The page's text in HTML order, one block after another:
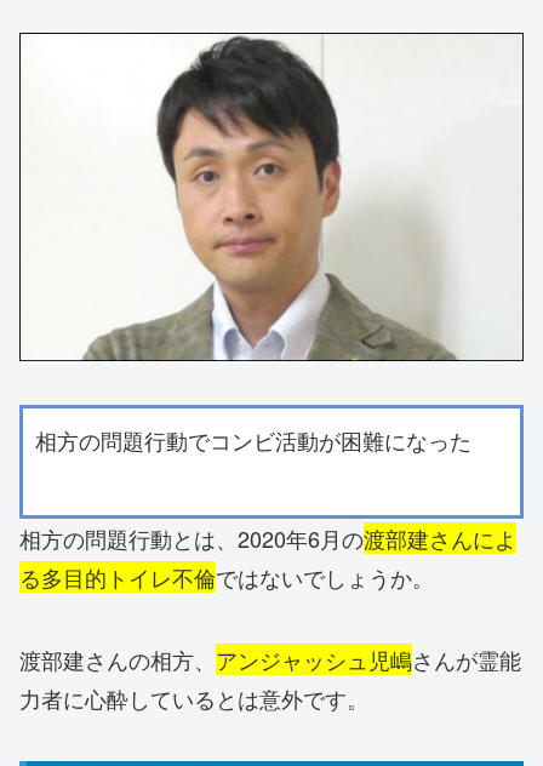
相方の問題行動でコンビ活動が困難になった
相方の問題行動とは、2020年6月の渡部建さんによ
る多目的トイレ不倫ではないでしょうか。
渡部建さんの相方、 アンジャッシュ児嶋さんが霊能
力者に心酔しているとは意外です。